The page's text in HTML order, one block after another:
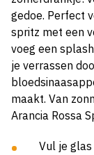
gedoe. Perfect
spritz met een
voeg een
je verrassen
maakt. Van
Arancia Rossa
Vul je